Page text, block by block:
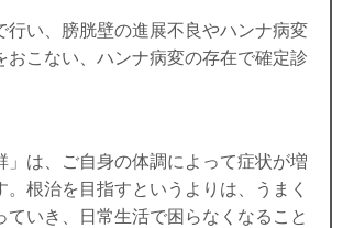
行い、膀胱壁の進展不良やハンナ病変
おこない、ハンナ病変の存在で確定診
」は、ご自身の体調によって症状が増
。根治を目指すというよりは、うまく
ていき、日常生活で困らなくなること